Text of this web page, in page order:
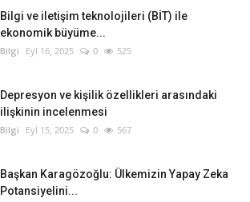
Bilgi ve iletişim teknolojileri (BİT) ile
ekonomik büyüme...
Bilgi Eyl 16, 2025 0 525
Depresyon ve kişilik özellikleri arasındaki
ilişkinin incelenmesi
Bilgi Eyl 15, 2025 0 567
Başkan Karagözoğlu: Ülkemizin Yapay Zeka
Potansiyelini...